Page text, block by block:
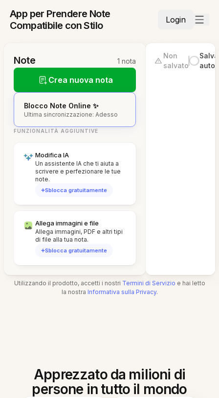
App per Prendere Note
Compatibile con Stilo
Login
Note 1 nota
Crea nuova nota
Blocco Note Online ✨
Ultima sincronizzazione: Adesso
FUNZIONALITÀ AGGIUNTIVE
Modifica IA
Un assistente IA che ti aiuta a
scrivere e perfezionare le tue
note.
Sblocca gratuitamente
Allega immagini e file
Allega immagini, PDF e altri tipi
di file alla tua nota.
Sblocca gratuitamente
Non
salvato
Utilizzando il prodotto, accetti i nostri Termini di Servizio e hai letto
la nostra Informativa sulla Privacy.
Apprezzato da milioni di
persone in tutto il mondo